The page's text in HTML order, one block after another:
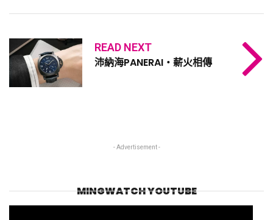
READ NEXT
沛納海PANERAI・薪火相傳
- Advertisement -
MINGWATCH YOUTUBE